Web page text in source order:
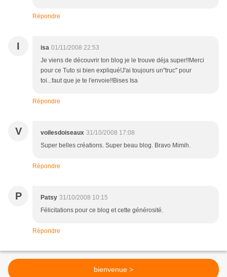
Répondre
I isa 01/11/2008 22:53
Je viens de découvrir ton blog je le trouve déja super!!Merci
pour ce Tuto si bien expliqué!J'ai toujours un"truc" pour
toi...faut que je te l'envoie!!Bises Isa
Répondre
V voilesdoiseaux 31/10/2008 17:08
Super belles créations. Super beau blog. Bravo Mimih.
Répondre
P Patsy 31/10/2008 10:15
Félicitations pour ce blog et cette générosité.
Répondre
bienvenue >